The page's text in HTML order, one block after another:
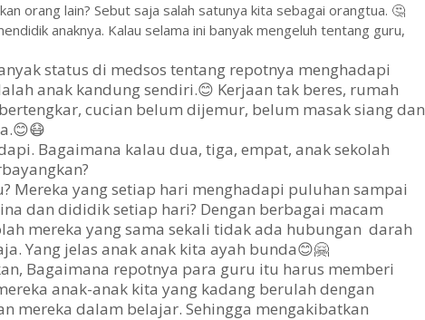
orang lain? Sebut saja salah satunya kita sebagai orangtua. 🤔
anaknya. Kalau selama ini banyak mengeluh tentang guru,
status di medsos tentang repotnya menghadapi
anak kandung sendiri.😊 Kerjaan tak beres, rumah
cucian belum dijemur, belum masak siang dan
Bagaimana kalau dua, tiga, empat, anak sekolah
Mereka yang setiap hari menghadapi puluhan sampai
dan dididik setiap hari? Dengan berbagai macam
mereka yang sama sekali tidak ada hubungan darah
Yang jelas anak anak kita ayah bunda😊🤗
Bagaimana repotnya para guru itu harus memberi
anak-anak kita yang kadang berulah dengan
mereka dalam belajar. Sehingga mengakibatkan